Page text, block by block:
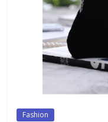
dispozitiv
Fashion